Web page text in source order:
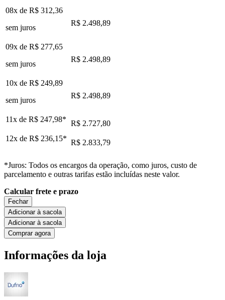
08x de R$ 312,36
sem juros
R$ 2.498,89
09x de R$ 277,65
sem juros
R$ 2.498,89
10x de R$ 249,89
sem juros
R$ 2.498,89
11x de R$ 247,98* R$ 2.727,80
12x de R$ 236,15* R$ 2.833,79
*Juros: Todos os encargos da operação, como juros, custo de
parcelamento e outras tarifas estão incluídas neste valor.
Calcular frete e prazo
Fechar
Adicionar à sacola
Adicionar à sacola
Comprar agora
Informações da loja